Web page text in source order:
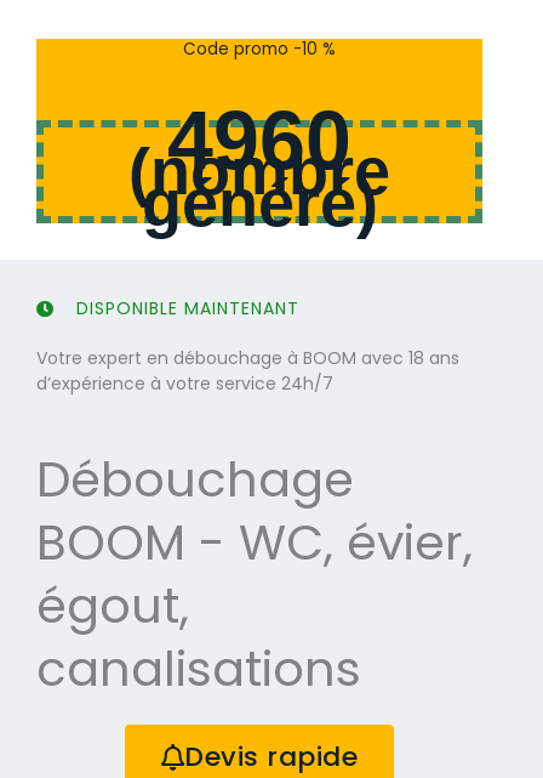
s
s
Code promo -10 %
4960
(nombre
généré)
DISPONIBLE MAINTENANT
Votre expert en débouchage à BOOM avec 18 ans
d’expérience à votre service 24h/7
Débouchage
BOOM - WC, évier,
égout,
canalisations
Devis rapide